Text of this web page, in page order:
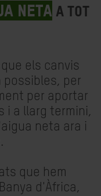
NETA A TOT
els canvis
per
per aportar
i a llarg termini,
neta ara i
que hem
d'Àfrica,